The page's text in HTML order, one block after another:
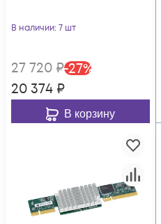
В наличии: 7 шт
27 720 ₽-27%
20 374 ₽
В корзину